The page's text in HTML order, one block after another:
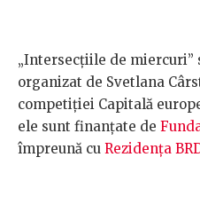
„Intersecțiile de
organizat de Svetlana
competiției Capitală
ele sunt finanțate de
împreună cu Rezidența